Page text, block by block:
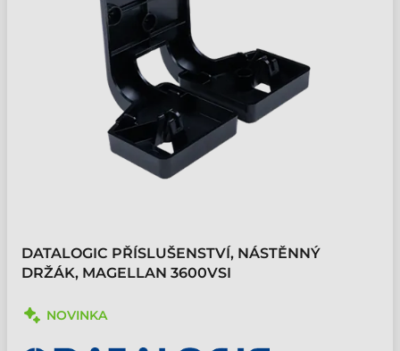
DATALOGIC PŘÍSLUŠENSTVÍ, NÁSTĚNNÝ
DRŽÁK, MAGELLAN 3600VSI
NOVINKA